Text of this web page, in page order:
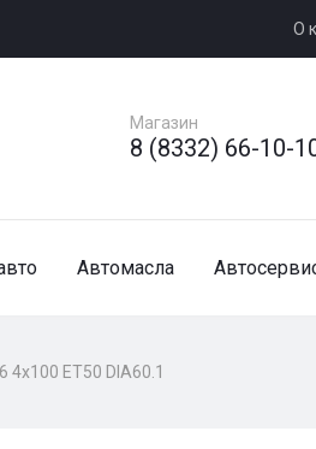
О
Магазин
8 (8332) 66-10-
Автомасла
4x100 ET50 DIA60.1